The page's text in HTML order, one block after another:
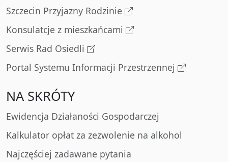
Szczecin Przyjazny Rodzinie
Konsulatcje z mieszkańcami
Serwis Rad Osiedli
Portal Systemu Informacji Przestrzennej
NA SKRÓTY
Ewidencja Działaności Gospodarczej
Kalkulator opłat za zezwolenie na alkohol
Najczęściej zadawane pytania